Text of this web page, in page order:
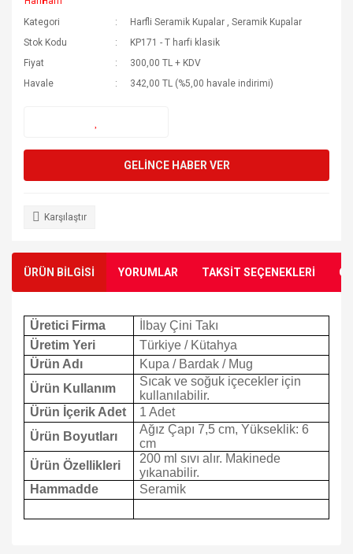
Kategori Harfli Seramik Kupalar ,Seramik Kupalar
Stok Kodu
KP171 - T harfi klasik
Fiyat
300,00 TL + KDV
Havale
342,00 TL (%5,00 havale indirimi)
GELİNCE HABER VER
Karşılaştır
ÜRÜN BİLGİSİ YORUMLAR TAKSİT SEÇENEKLERİ
Üretici Firma
İlbay Çini Takı
Üretim Yeri
Türkiye / Kütahya
Ürün Adı
Kupa / Bardak / Mug
Ürün Kullanım
Sıcak ve soğuk içecekler için
kullanılabilir.
Ürün İçerik Adet
1 Adet
Ürün Boyutları
Ağız Çapı 7,5 cm, Yükseklik: 6
cm
Ürün Özellikleri
200 ml sıvı alır. Makinede
yıkanabilir.
Hammadde
Seramik